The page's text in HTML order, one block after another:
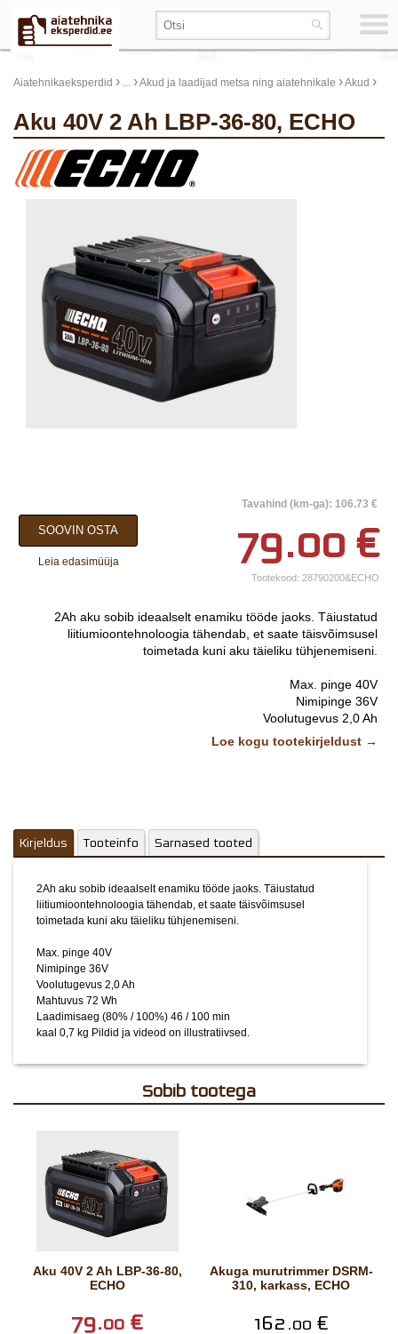
Aiatehnikaeksperdid › ... ›Akud ja laadijad metsa ning aiatehnikale ›Akud ›
Aku 40V 2 Ah LBP-36-80, ECHO
×
Teie nimi*
Ettevõtte nimi.
Telefon*
E-post*
Vali lähim keskus*
Lisainfo
Tavahind (km-ga): 106.73 €
79.00 €
SOOVIN OSTA
Leia edasimüüja
Tootekood: 28790200&ECHO
2Ah aku sobib ideaalselt enamiku tööde jaoks. Täiustatud
liitiumioontehnoloogia tähendab, et saate täisvõimsusel
toimetada kuni aku täieliku tühjenemiseni.
Max. pinge 40V
Nimipinge 36V
Voolutugevus 2,0 Ah
Mahtuvus 72 Wh
Laadimisaeg (80% / 100%) 46 / 100 min
Loe kogu tootekirjeldust →
Kirjeldus Tooteinfo Sarnased tooted
2Ah aku sobib ideaalselt enamiku tööde jaoks. Täiustatud
liitiumioontehnoloogia tähendab, et saate täisvõimsusel
toimetada kuni aku täieliku tühjenemiseni.
Max. pinge 40V
Nimipinge 36V
Voolutugevus 2,0 Ah
Mahtuvus 72 Wh
Laadimisaeg (80% / 100%) 46 / 100 min
kaal 0,7 kg Pildid ja videod on illustratiivsed.
Sobib tootega
Aku 40V 2 Ah LBP-36-80,
ECHO
79.00 €
Akuga murutrimmer DSRM-
310, karkass, ECHO
162.00 €